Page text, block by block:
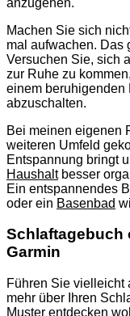
Machen Sie sich
mal aufwachen. Das
Versuchen Sie, sich
zur Ruhe zu
einem beruhigenden
abzuschalten.
Bei meinen eigenen
weiteren Umfeld
Entspannung bringt
Haushaltbesser
Ein entspannendes
oder ein Basenbad
Schlaftagebuch
Garmin
Führen Sie vielleicht
mehr über Ihren
Muster entdecken